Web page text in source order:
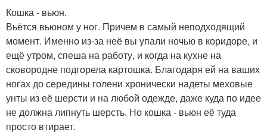
Кошка - вьюн.
Вьётся вьюном у ног. Причем в самый неподходящий
момент. Именно из-за неё вы упали ночью в коридоре, и
ещё утром, спеша на работу, и когда на кухне на
сковородне подгорела картошка. Благодаря ей на ваших
ногах до середины голени хронически надеты меховые
унты из её шерсти и на любой одежде, даже куда по идее
не должна липнуть шерсть. Но кошка - вьюн её туда
просто втирает.